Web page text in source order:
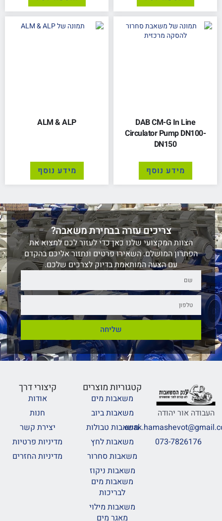
DAB CM-G In Line
Circulator Pump DN100-
DN150
מידע נוסף
ALM & ALP
מידע נוסף
צריכים עזרה בבחירת משאבה?
הצוות המקצועי שלנו כאן כדי לעזור לכם למצוא את
הפתרון המושלם. השאירו פרטים ונחזור אליכם בהקדם
עם הצעה המותאמת בדיוק לצרכים שלכם.
שליחה
העבודה אור יהודה
073-7826176
קטגוריות מוצרים
משאבות מים
משאבות ביוב
משאבות טבולות
משאבות לחץ
משאבות סחרור
משאבות ניקוז
משאבות מים
לבריכות
משאבות מילוי
מאגר מים
קיצורי דרך
אודות
חנות
יצירת קשר
מדיניות פרטיות
מדיניות החזרים